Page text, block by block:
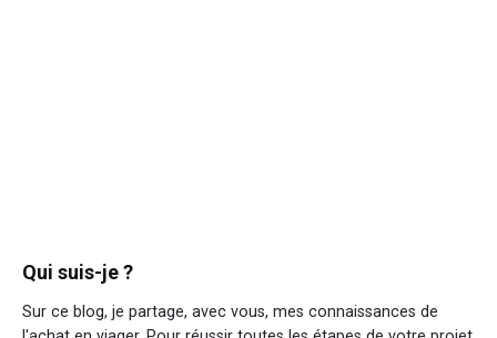
Qui suis-je ?
Sur ce blog, je partage, avec vous, mes connaissances de